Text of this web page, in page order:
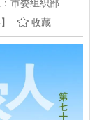
】 收藏